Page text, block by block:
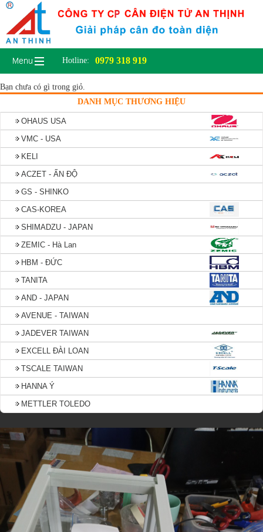
Hotline: 0979 318 919
Bạn chưa có gì trong giỏ.
DANH MỤC THƯƠNG HIỆU
OHAUS USA
VMC - USA
KELI
ACZET - ẤN ĐỘ
GS - SHINKO
CAS-KOREA
SHIMADZU - JAPAN
ZEMIC - Hà Lan
HBM - ĐỨC
TANITA
AND - JAPAN
AVENUE - TAIWAN
JADEVER TAIWAN
EXCELL ĐÀI LOAN
TSCALE TAIWAN
HANNA Ý
METTLER TOLEDO